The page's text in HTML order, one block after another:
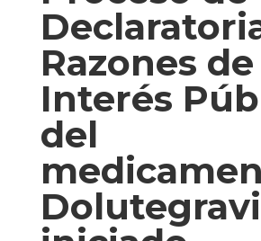
Razones de
Interés
del